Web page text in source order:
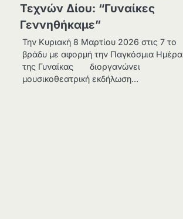
Τεχνών Δίου: “Γυναίκες
Γεννηθήκαμε”
Την Κυριακή 8 Μαρτίου 2026 στις 7 το
βράδυ με αφορμή την Παγκόσμια Ημέρα
της Γυναίκας διοργανώνει
μουσικοθεατρική εκδήλωση…